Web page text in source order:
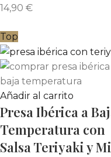
14,90 €
Top
Añadir al carrito
Presa Ibérica a
Temperatura con
Salsa Teriyaki y